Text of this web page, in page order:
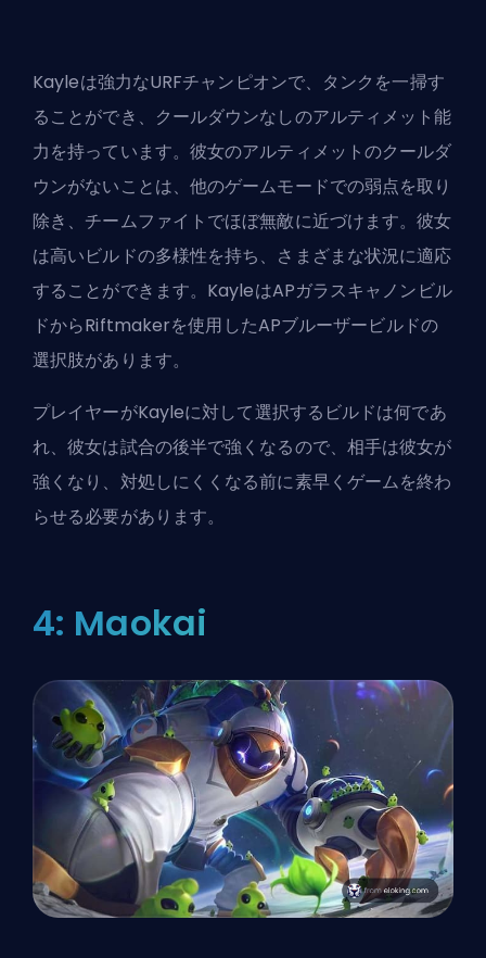
Kayleは強力なURFチャンピオンで、タンクを一掃す
ることができ、クールダウンなしのアルティメット能
力を持っています。彼女のアルティメットのクールダ
ウンがないことは、他のゲームモードでの弱点を取り
除き、チームファイトでほぼ無敵に近づけます。彼女
は高いビルドの多様性を持ち、さまざまな状況に適応
することができます。KayleはAPガラスキャノンビル
ドからRiftmakerを使用したAPブルーザービルドの
選択肢があります。
プレイヤーがKayleに対して選択するビルドは何であ
れ、彼女は試合の後半で強くなるので、相手は彼女が
強くなり、対処しにくくなる前に素早くゲームを終わ
らせる必要があります。
4: Maokai